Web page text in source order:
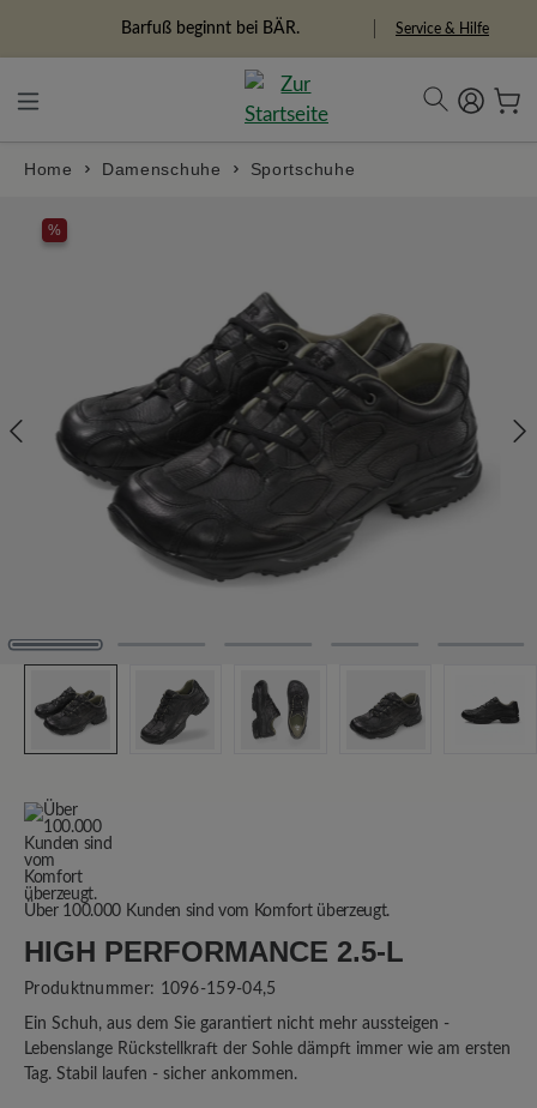
Freiheitspioniere Service & Hilfe
Home Damenschuhe Sportschuhe
%
Über 100.000 Kunden sind vom Komfort überzeugt.
HIGH PERFORMANCE 2.5-L
Produktnummer: 1096-159-04,5
Ein Schuh, aus dem Sie garantiert nicht mehr aussteigen -
Lebenslange Rückstellkraft der Sohle dämpft immer wie am ersten
Tag. Stabil laufen - sicher ankommen.